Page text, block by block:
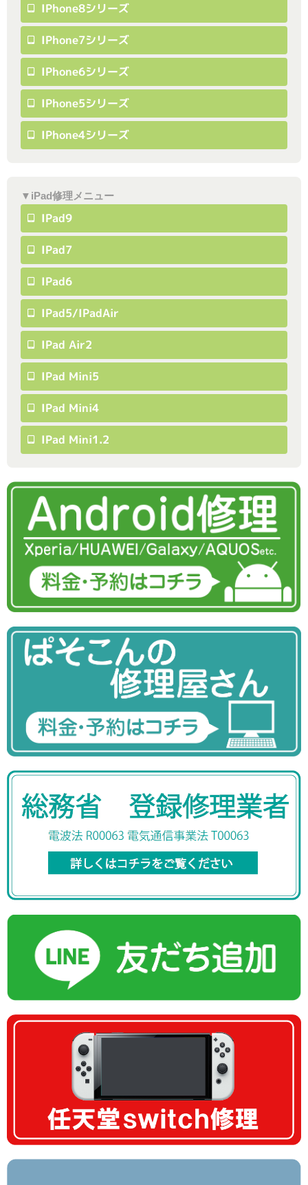
IPhone8シリーズ
IPhone7シリーズ
IPhone6シリーズ
IPhone5シリーズ
IPhone4シリーズ
▼iPad修理メニュー
IPad9
IPad7
IPad6
IPad5/iPadAir
IPad Air2
IPad Mini5
IPad Mini4
IPad Mini1.2